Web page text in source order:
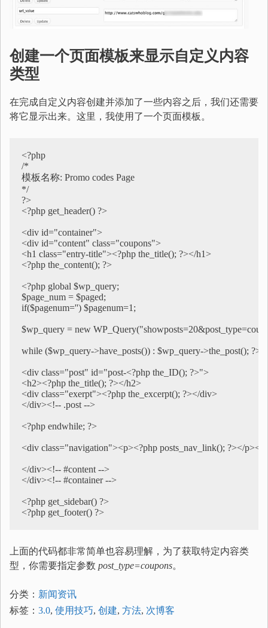
创建一个页面模板来显示自定义内容
类型
在完成自定义内容创建并添加了一些内容之后，我们还需要
将它显示出来。这里，我使用了一个页面模板。
<?php
/*
模板名称: Promo codes Page
*/
?>
<?php get_header() ?>
<div id="container">
<div id="content" class="coupons">
<h1 class="entry-title"><?php the_title(); ?></h1>
<?php the_content(); ?>
<?php global $wp_query;
$page_num = $paged;
if($pagenum='') $pagenum=1;
$wp_query = new
while ($wp_query->have_posts()) : $wp_query->the_post(); ?>
<div class="post" id="post-<?php the_ID(); ?>">
<h2><?php the_title(); ?></h2>
<div class="exerpt"><?php the_excerpt(); ?></div>
</div><!-- .post -->
<?php endwhile; ?>
<div class="navigation"><p><?php posts_nav_link(); ?></p></
</div><!-- #content -->
</div><!-- #container -->
<?php get_sidebar() ?>
<?php get_footer() ?>
上面的代码都非常简单也容易理解，为了获取特定内容类
型，你需要指定参数 post_type=coupons。
分类： 新闻资讯
标签： 3.0, 使用技巧, 创建, 方法, 次博客